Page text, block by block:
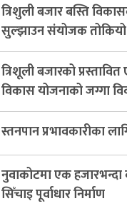
त्रिशुली बजार बस्ति
सुल्झाउन संयोजक तोकियो
त्रिशूली बजारको
विकास योजनाको जग्गा
विकास दर्ता नभए समिति
स्तनपान प्रभावकारीका
नुवाकोटमा एक
सिँचाइ पूर्वाधार निर्माण